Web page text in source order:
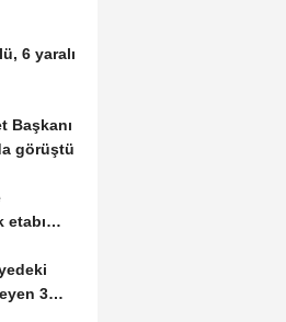
6 yaralı
Başkanı
görüştü
etabı
3